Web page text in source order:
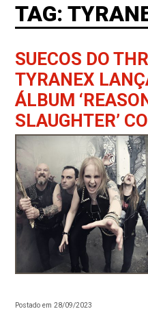
TAG:
SUECOS DO
TYRANEX
ÁLBUM
SLAUGHTER’
Postado em 28/09/2023